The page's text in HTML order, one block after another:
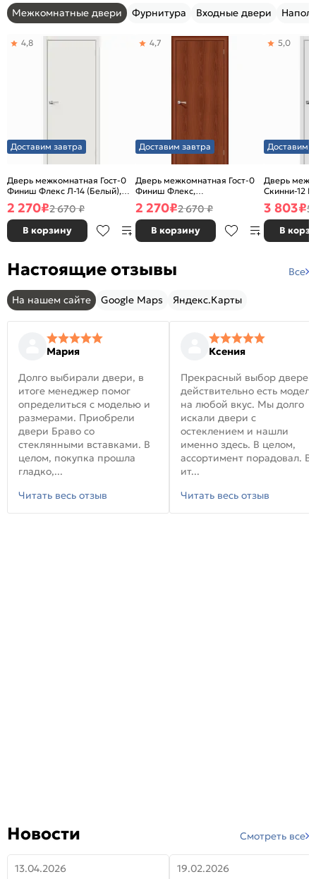
Межкомнатные двери Фурнитура Входные двери
Доставим завтра
Дверь межкомнатная Гост-0
Финиш Флекс Л-14 (Белый),
глухая, каркасно-щитовая
4,8
2 270₽2 670 ₽
В корзину
Доставим завтра
Дверь межкомнатная Гост-0
Финиш Флекс,
Ламинированные Л-11
(ИталОрех), глухая, каркасно-
щитовая
4,7
2 270₽2 670 ₽
В корзину
Доставим
Дверь
Скинни-12
глухая,
5,0
3 803₽5
В
Настоящие отзывы Все
На нашем сайте Google Maps Яндекс.Карты
Мария
Долго выбирали двери, в
итоге менеджер помог
определиться с моделью и
размерами. Приобрели
двери Браво со
стеклянными вставками. В
целом, покупка прошла
гладко,...
Читать весь отзыв
Ксения
Прекрасный выбор
действительно есть модели
на любой вкус. Мы долго
искали двери с
остеклением и нашли
именно здесь. В целом,
ассортимент порадовал. В
ит...
Читать весь отзыв
Новости Смотреть все
13.04.2026
19.02.2026